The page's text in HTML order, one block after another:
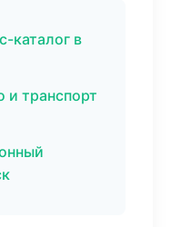
каталог в
транспорт